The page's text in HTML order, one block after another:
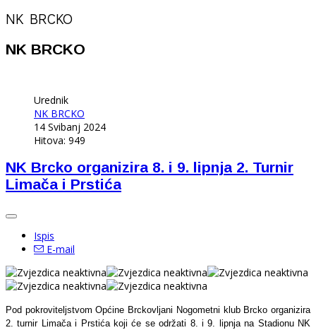
NK BRCKO
NK BRCKO
Urednik
NK BRCKO
14 Svibanj 2024
Hitova: 949
NK Brcko organizira 8. i 9. lipnja 2. Turnir
Limača i Prstića
Ispis
E-mail
Pod pokroviteljstvom Općine Brckovljani Nogometni klub Brcko organizira
2. turnir Limača i Prstića koji će se održati 8. i 9. lipnja na Stadionu NK